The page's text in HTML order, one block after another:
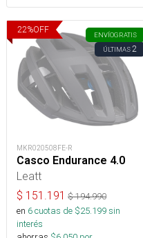
22%OFF
ENVÍOGRATIS
ÚLTIMAS2
MKR020508FE-R
Casco Endurance 4.0
Leatt
$ 151.191 $194.990
en 6cuotas de $25.199sin
interés